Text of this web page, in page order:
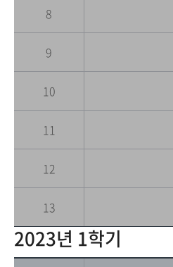
8
9
10
11
12
13
2023년 1학기